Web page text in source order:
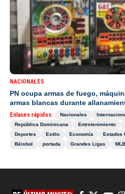
NACIONALES
PN ocupa armas de fuego,
armas blancas durante
Enlaces rápidos: Nacionales
República Dominicana
Entretenimiento
Deportes
Béisbol
portada Grandes Ligas MLB
el menor tiempo en la historia de la